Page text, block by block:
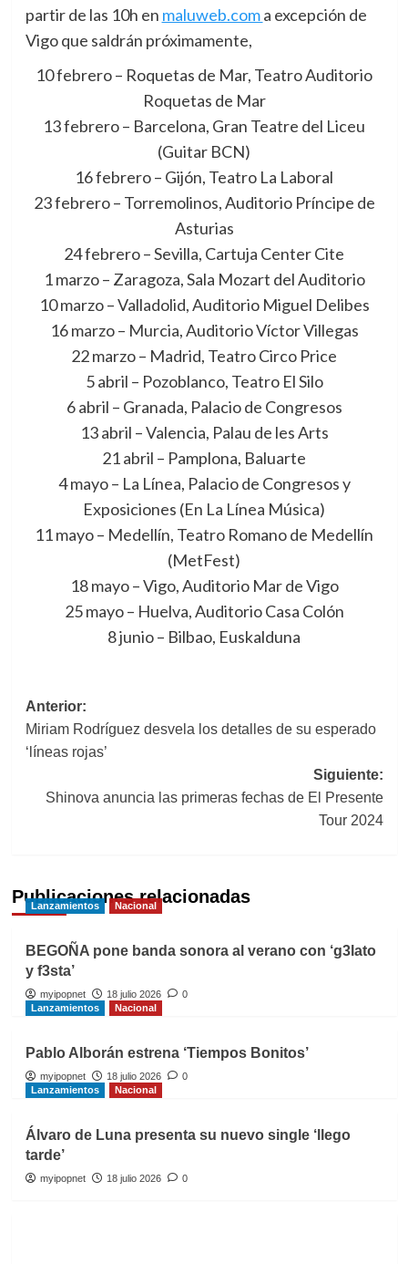
partir de las 10h en maluweb.coma excepción de
Vigo que saldrán próximamente,
10 febrero – Roquetas de Mar, Teatro Auditorio
Roquetas de Mar
13 febrero – Barcelona, Gran Teatre del Liceu
(Guitar BCN)
16 febrero – Gijón, Teatro La Laboral
23 febrero – Torremolinos, Auditorio Príncipe de
Asturias
24 febrero – Sevilla, Cartuja Center Cite
1 marzo – Zaragoza, Sala Mozart del Auditorio
10 marzo – Valladolid, Auditorio Miguel Delibes
16 marzo – Murcia, Auditorio Víctor Villegas
22 marzo – Madrid, Teatro Circo Price
5 abril – Pozoblanco, Teatro El Silo
6 abril – Granada, Palacio de Congresos
13 abril – Valencia, Palau de les Arts
21 abril – Pamplona, Baluarte
4 mayo – La Línea, Palacio de Congresos y
Exposiciones (En La Línea Música)
11 mayo – Medellín, Teatro Romano de Medellín
(MetFest)
18 mayo – Vigo, Auditorio Mar de Vigo
25 mayo – Huelva, Auditorio Casa Colón
8 junio – Bilbao, Euskalduna
Navegación
de
entradas
Anterior:
Miriam Rodríguez desvela los detalles de su esperado
‘líneas rojas’
Siguiente:
Shinova anuncia las primeras fechas de El Presente
Tour 2024
Publicaciones relacionadas
Lanzamientos Nacional
BEGOÑA pone banda sonora al verano con ‘g3lato
y f3sta’
myipopnet 18 julio 2026
0
Lanzamientos
Nacional
Pablo Alborán estrena ‘Tiempos Bonitos’
myipopnet 18 julio 2026
0
Lanzamientos
Nacional
Álvaro de Luna presenta su nuevo single ‘llego
tarde’
myipopnet 18 julio 2026 0